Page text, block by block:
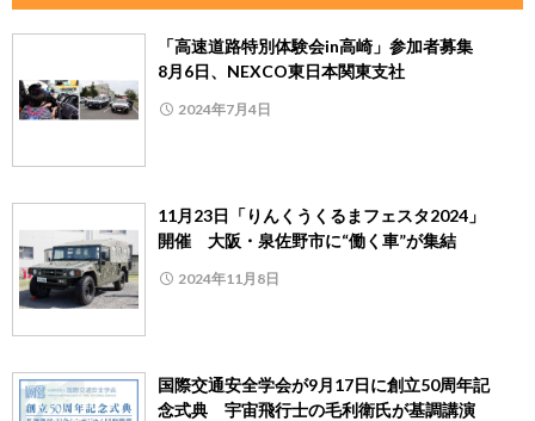
「高速道路特別体験会in高崎」参加者募集
8月6日、NEXCO東日本関東支社
2024年7月4日
11月23日「りんくうくるまフェスタ2024」
開催 大阪・泉佐野市に“働く車”が集結
2024年11月8日
国際交通安全学会が9月17日に創立50周年記
念式典 宇宙飛行士の毛利衛氏が基調講演